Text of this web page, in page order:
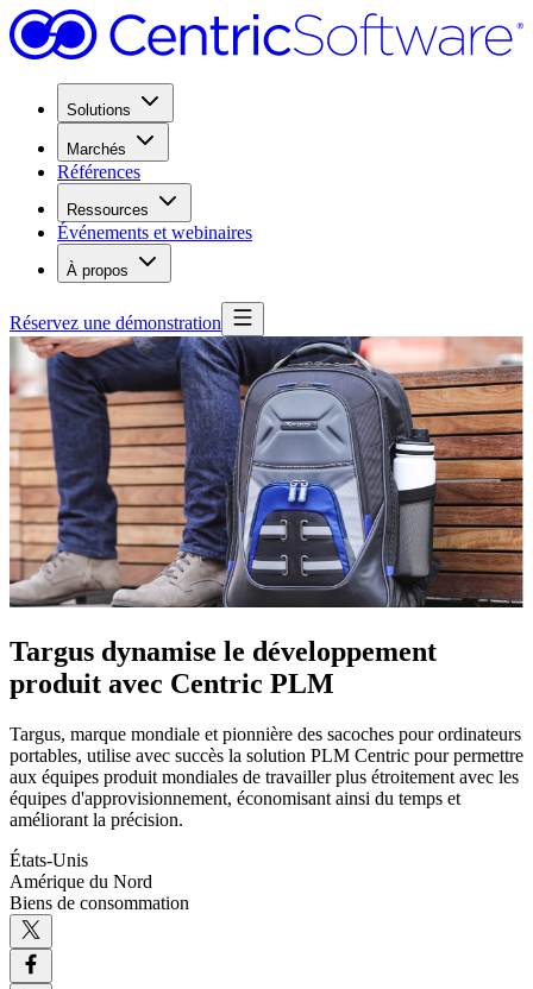
Solutions
Marchés
Références
Ressources
Événements et webinaires
À propos
Réservez une démonstration
Targus dynamise le développement
produit avec Centric PLM
Targus, marque mondiale et pionnière des sacoches pour ordinateurs
portables, utilise avec succès la solution PLM Centric pour permettre
aux équipes produit mondiales de travailler plus étroitement avec les
équipes d'approvisionnement, économisant ainsi du temps et
améliorant la précision.
États-Unis
Amérique du Nord
Biens de consommation